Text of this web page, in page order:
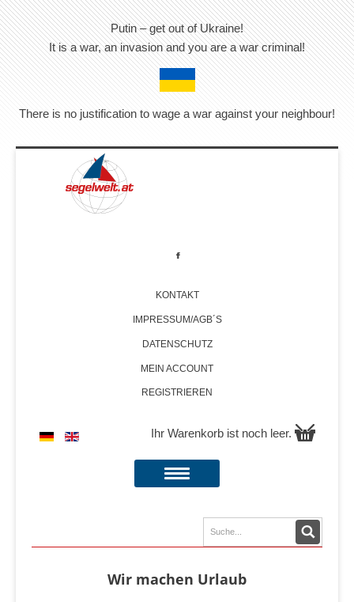
Putin – get out of Ukraine!
It is a war, an invasion and you are a war criminal!
There is no justification to wage a war against your neighbour!
KONTAKT
IMPRESSUM/AGB´S
DATENSCHUTZ
MEIN ACCOUNT
REGISTRIEREN
Ihr Warenkorb ist noch leer.
Wir machen Urlaub